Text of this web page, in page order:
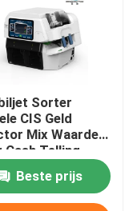
Sorter
CIS Geld
Mix Waarde
Cash Telling
geld
Beste prijs